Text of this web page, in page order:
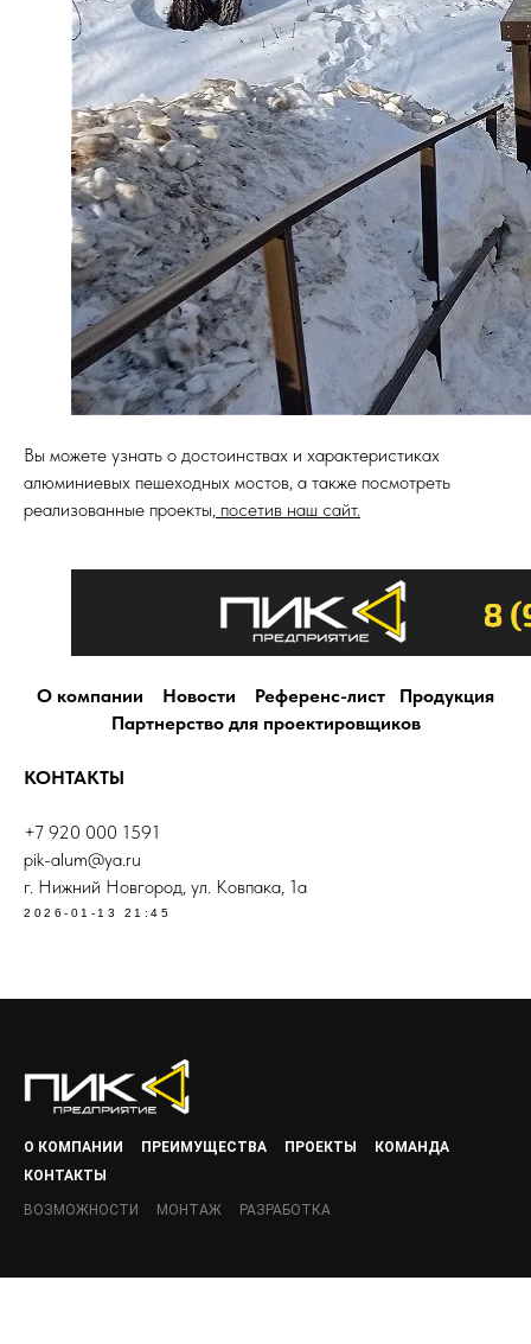
Вы можете узнать о достоинствах и характеристиках
алюминиевых пешеходных мостов, а также посмотреть
реализованные проекты, посетив наш сайт.
О компании Новости Референс-лист
Продукция
Партнерство для проектировщиков
КОНТАКТЫ
+7 920 000 1591
pik-alum@ya.ru
г. Нижний Новгород, ул. Ковпака, 1а
2026-01-13 21:45
О КОМПАНИИ ПРЕИМУЩЕСТВА ПРОЕКТЫ
КОМАНДА
КОНТАКТЫ
ВОЗМОЖНОСТИ МОНТАЖ РАЗРАБОТКА